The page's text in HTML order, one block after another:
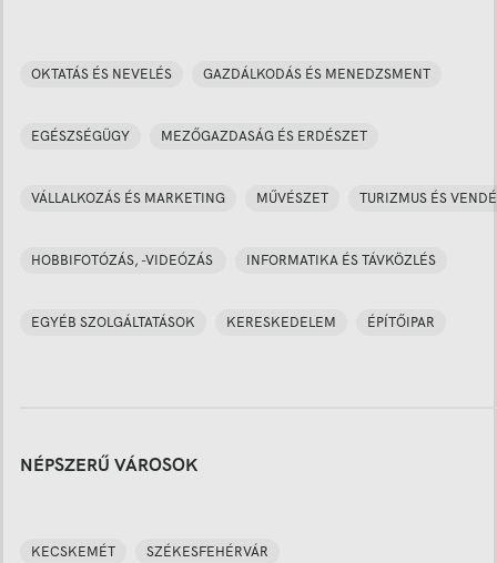
OKTATÁS ÉS NEVELÉS GAZDÁLKODÁS ÉS MENEDZSMENT
EGÉSZSÉGÜGY MEZŐGAZDASÁG ÉS ERDÉSZET
VÁLLALKOZÁS ÉS MARKETING MŰVÉSZET TURIZMUS ÉS
HOBBIFOTÓZÁS, -VIDEÓZÁS INFORMATIKA ÉS TÁVKÖZLÉS
EGYÉB SZOLGÁLTATÁSOK KERESKEDELEM ÉPÍTŐIPAR
NÉPSZERŰ VÁROSOK
KECSKEMÉT SZÉKESFEHÉRVÁR